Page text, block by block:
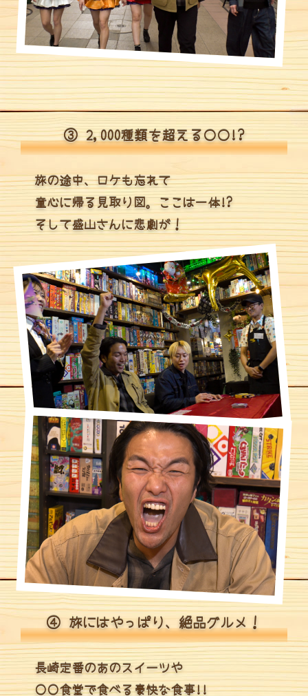
③ 2,000種類を超える〇〇!?
旅の途中、ロケも忘れて
童心に帰る見取り図。ここは一体!?
そして盛山さんに悲劇が！
④ 旅にはやっぱり、絶品グルメ！
長崎定番のあのスイーツや
〇〇食堂で食べる豪快な食事!!